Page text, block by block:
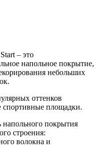
– это
напольное покрытие,
небольших
оттенков
спортивные площадки.
напольного покрытия
строения:
волокна и